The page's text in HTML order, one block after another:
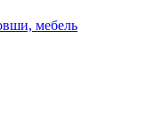
мебель